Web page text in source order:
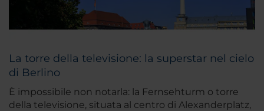
La torre della televisione: la superstar nel cielo
di Berlino
È impossibile non notarla: la Fernsehturm o torre
della televisione, situata al centro di Alexanderplatz,